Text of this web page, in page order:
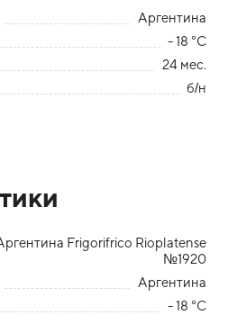
Аргентина
- 18 °С
24 мес.
б/н
Frigorifrico Rioplatense
№1920
Аргентина
- 18 °С